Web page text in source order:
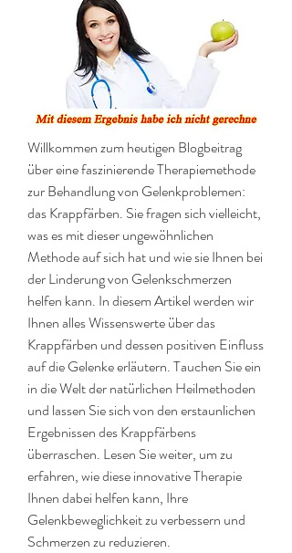
Willkommen zum heutigen Blogbeitrag
über eine faszinierende Therapiemethode
zur Behandlung von Gelenkproblemen:
das Krappfärben. Sie fragen sich vielleicht,
was es mit dieser ungewöhnlichen
Methode auf sich hat und wie sie Ihnen bei
der Linderung von Gelenkschmerzen
helfen kann. In diesem Artikel werden wir
Ihnen alles Wissenswerte über das
Krappfärben und dessen positiven Einfluss
auf die Gelenke erläutern. Tauchen Sie ein
in die Welt der natürlichen Heilmethoden
und lassen Sie sich von den erstaunlichen
Ergebnissen des Krappfärbens
überraschen. Lesen Sie weiter, um zu
erfahren, wie diese innovative Therapie
Ihnen dabei helfen kann, Ihre
Gelenkbeweglichkeit zu verbessern und
Schmerzen zu reduzieren.